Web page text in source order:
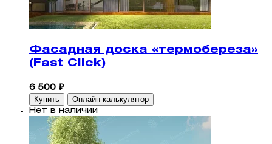
Фасадная доска «термобереза»
(Fast Click)
6 500 ₽
Купить Онлайн-калькулятор
Нет в наличии